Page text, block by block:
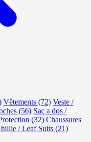
Vêtements (72) Veste /
(56) Sac a dos /
(32) Chaussures
/ Leaf Suits (21)